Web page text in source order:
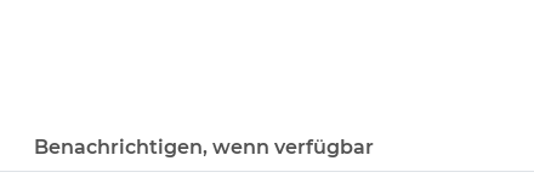
Benachrichtigen, wenn verfügbar